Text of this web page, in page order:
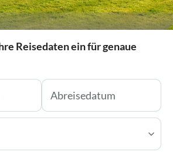
Reisedaten ein für genaue